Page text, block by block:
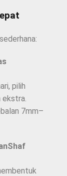
pilih
7mm–